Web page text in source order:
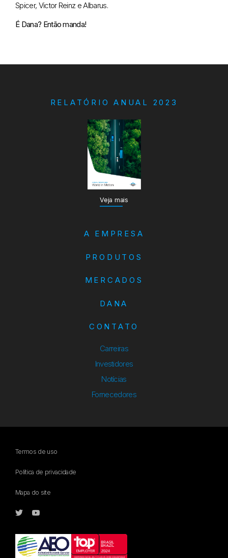
Spicer, Victor Reinz e Albarus.
É Dana? Então manda!
RELATÓRIO ANUAL 2023
Veja mais
A EMPRESA
PRODUTOS
MERCADOS
DANA
CONTATO
Carreiras
Investidores
Notícias
Fornecedores
Termos de uso
Política de privacidade
Mapa do site